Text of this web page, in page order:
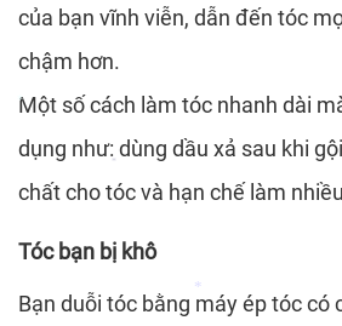
*
của bạn vĩnh viễn, dẫn đến tóc
chậm hơn.
Một số cách làm tóc nhanh dài
dụng như: dùng dầu xả sau khi
chất cho tóc và hạn chế làm
Tóc bạn bị khô
Bạn duỗi tóc bằng máy ép tóc có